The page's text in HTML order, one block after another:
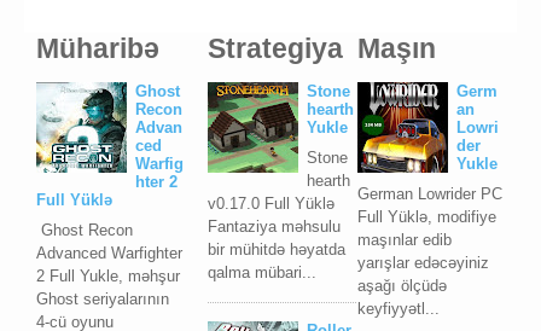
Müharibə
Ghost
Recon
Advan
ced
Warfig
hter 2
Full Yüklə
Ghost Recon
Advanced Warfighter
2 Full Yukle, məhşur
Ghost seriyalarının
4-cü oyunu
Maşın
Germ
an
Lowri
der
Yukle
German Lowrider PC
Full Yüklə, modifiye
maşınlar edib
yarışlar edəcəyiniz
aşağı ölçüdə
keyfiyyətl...
Strategiya
Stone
hearth
Yukle
Stone
hearth
v0.17.0 Full Yüklə
Fantaziya məhsulu
bir mühitdə həyatda
qalma mübari...